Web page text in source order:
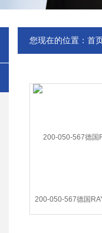
您现在的位置： 首
200-050-567德国